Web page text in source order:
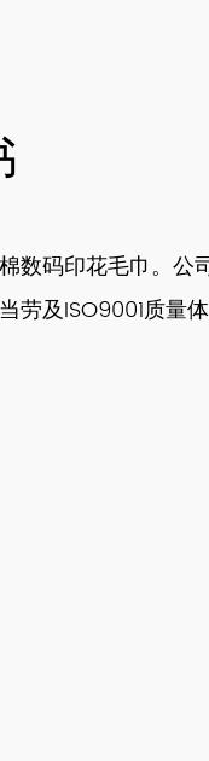
数码印花毛巾。公
劳及ISO9001质量体